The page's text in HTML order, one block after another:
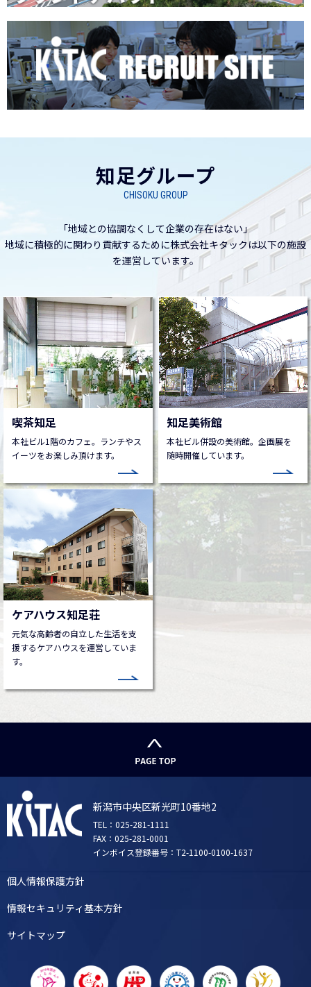
知足グループ
CHISOKU GROUP
「地域との協調なくして企業の存在はない」
地域に積極的に関わり貢献するために株式会社キタックは以下の施設
を運営しています。
喫茶知足
本社ビル1階のカフェ。ランチやス
イーツをお楽しみ頂けます。
知足美術館
本社ビル併設の美術館。企画展を
随時開催しています。
ケアハウス知足荘
元気な高齢者の自立した生活を支
援するケアハウスを運営していま
す。
新潟市中央区新光町10番地2
TEL：025-281-1111
FAX：025-281-0001
インボイス登録番号：T2-1100-0100-1637
個人情報保護方針
情報セキュリティ基本方針
サイトマップ